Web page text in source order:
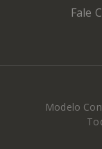
Fale
Modelo